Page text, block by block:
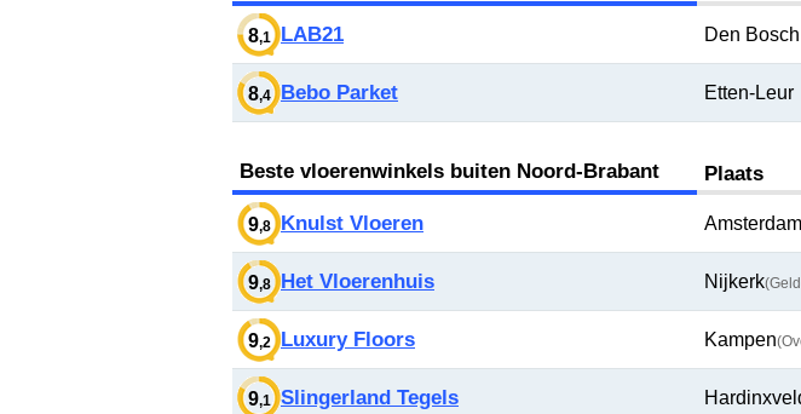
8,1 LAB21 Den Bosch
8,4 Bebo Parket Etten-Leur
Beste vloerenwinkels buiten Noord-Brabant Plaats
9,8 Knulst Vloeren Amsterdam
9,8 Het Vloerenhuis Nijkerk
9,2 Luxury Floors Kampen
9,1 Slingerland Tegels